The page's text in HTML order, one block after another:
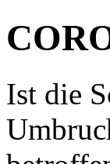
Ist die